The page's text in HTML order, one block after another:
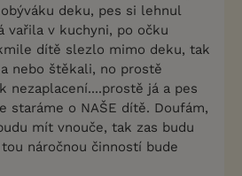
deku, pes si lehnul
vařila v kuchyni, po očku
dítě slezlo mimo deku, tak
nebo štěkali, no prostě
nezaplacení....prostě já a pes
staráme o NAŠE dítě. Doufám,
mít vnouče, tak zas budu
náročnou činností bude